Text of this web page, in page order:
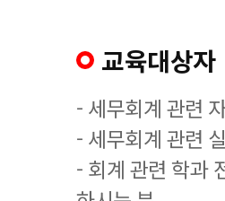
교육대상자
- 세무회계 관련
- 세무회계 관련
- 회계 관련 학과